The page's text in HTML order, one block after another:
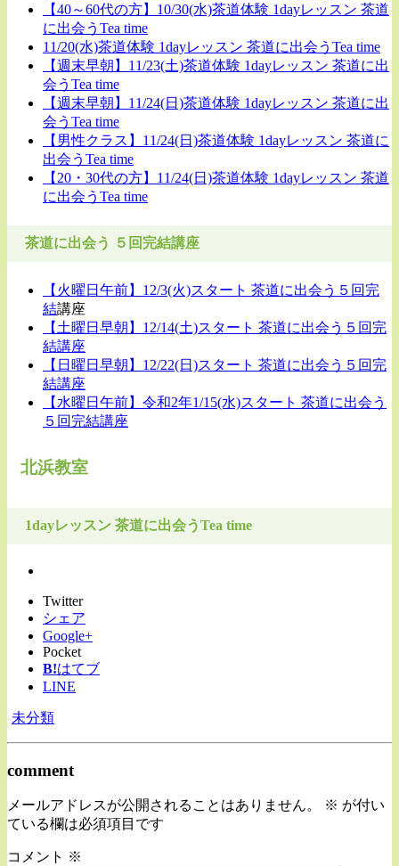
【40～60代の方】10/30(水)茶道体験 1dayレッスン 茶道
に出会うTea time
11/20(水)茶道体験 1dayレッスン 茶道に出会うTea time
【週末早朝】11/23(土)茶道体験 1dayレッスン 茶道に出
会うTea time
【週末早朝】11/24(日)茶道体験 1dayレッスン 茶道に出
会うTea time
【男性クラス】11/24(日)茶道体験 1dayレッスン 茶道に
出会うTea time
【20・30代の方】11/24(日)茶道体験 1dayレッスン 茶道
に出会うTea time
茶道に出会う ５回完結講座
【火曜日午前】12/3(火)スタート 茶道に出会う５回完
結講座
【土曜日早朝】12/14(土)スタート 茶道に出会う５回完
結講座
【日曜日早朝】12/22(日)スタート 茶道に出会う５回完
結講座
【水曜日午前】令和2年1/15(水)スタート 茶道に出会う
５回完結講座
北浜教室
1dayレッスン 茶道に出会うTea time
Twitter
シェア
Google+
Pocket
B!はてブ
LINE
-未分類
comment
メールアドレスが公開されることはありません。 ※ が付い
ている欄は必須項目です
コメント ※